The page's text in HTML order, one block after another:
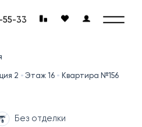
55-33
2 Этаж 16
Квартира №156
Без отделки